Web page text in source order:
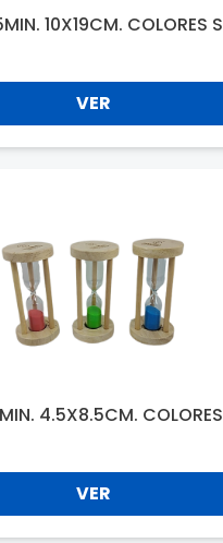
10X19CM. COLORES
VER
4.5X8.5CM.
VER